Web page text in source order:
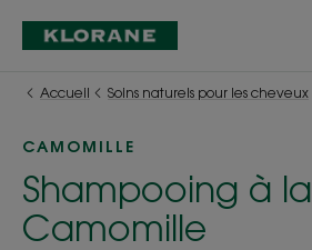
Accueil
Soins naturels pour les cheveux
CAMOMILLE
Shampooing à la
Camomille